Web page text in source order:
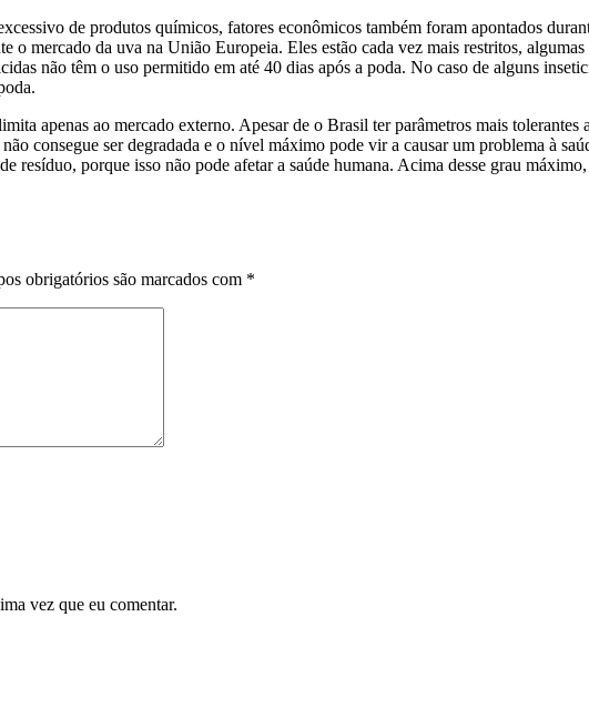
de produtos químicos, fatores econômicos também foram apontados
o mercado da uva na União Europeia. Eles estão cada vez mais restritos,
não têm o uso permitido em até 40 dias após a poda. No caso de alguns
apenas ao mercado externo. Apesar de o Brasil ter parâmetros mais
consegue ser degradada e o nível máximo pode vir a causar um problema à
resíduo, porque isso não pode afetar a saúde humana. Acima desse grau
obrigatórios são marcados com *
vez que eu comentar.